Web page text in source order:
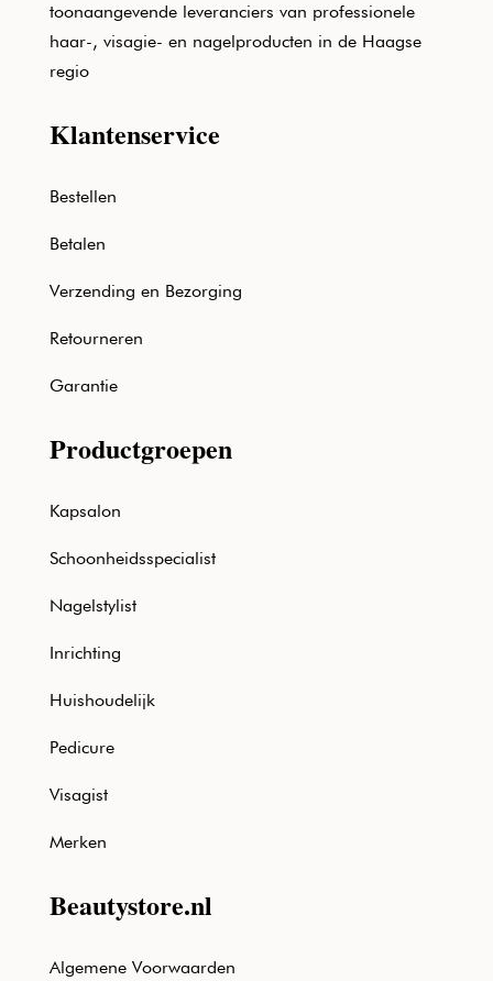
toonaangevende leveranciers van professionele
haar-, visagie- en nagelproducten in de Haagse
regio
Klantenservice
Bestellen
Betalen
Verzending en Bezorging
Retourneren
Garantie
Productgroepen
Kapsalon
Schoonheidsspecialist
Nagelstylist
Inrichting
Huishoudelijk
Pedicure
Visagist
Merken
Beautystore.nl
Algemene Voorwaarden